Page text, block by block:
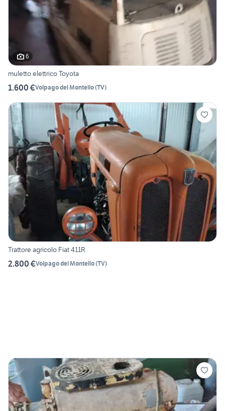
6
muletto elettrico Toyota
1.600 €Volpago del Montello(TV)
Trattore agricolo Fiat 411R
2.800 €Volpago del Montello(TV)